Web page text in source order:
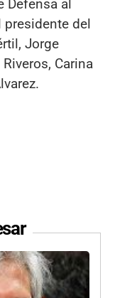
Defensa al
presidente del
Jorge
Carina